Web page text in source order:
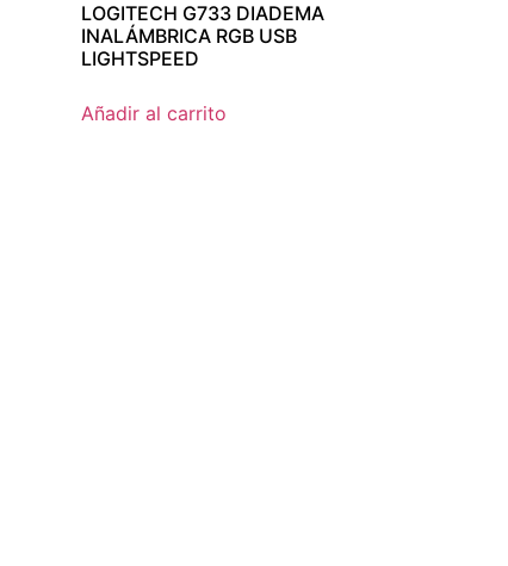
LOGITECH G733 DIADEMA
INALÁMBRICA RGB USB
LIGHTSPEED
Añadir al carrito